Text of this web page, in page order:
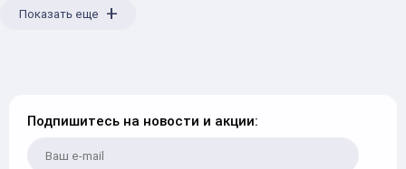
Показать еще +
Подпишитесь на новости и акции: